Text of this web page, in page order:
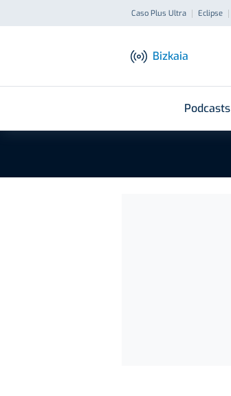
Caso Plus Ultra Eclipse
Bizkaia
Podcasts